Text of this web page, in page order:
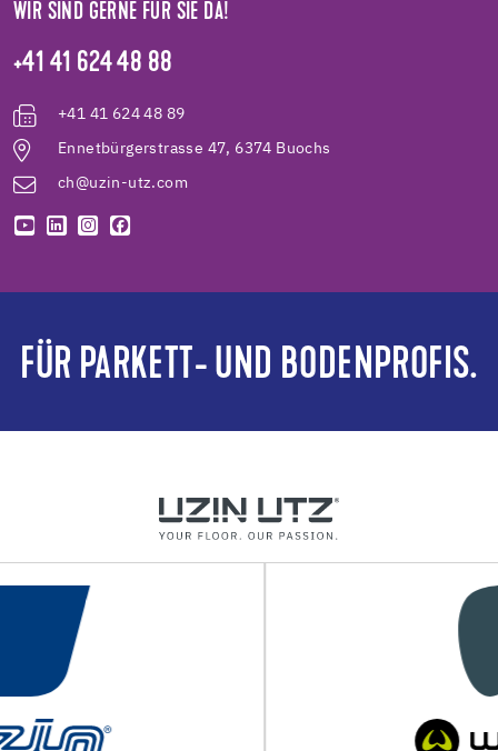
WIR SIND GERNE FÜR SIE DA!
+41 41 624 48 88
+41 41 624 48 89
Ennetbürgerstrasse 47, 6374 Buochs
ch@uzin-utz.com
FÜR PARKETT- UND BODENPROFIS.